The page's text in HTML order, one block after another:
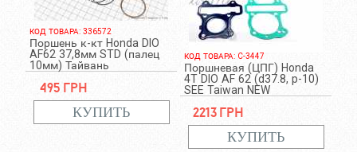
КОД ТОВАРА: 336572
Поршень к-кт Honda DIO
AF62 37,8мм STD (палец
10мм) Тайвань
495 грн
КОД ТОВАРА: C-3447
Поршневая (ЦПГ) Honda
4T DIO AF 62 (d37.8, p-10)
SEE Taiwan NEW
2213 грн